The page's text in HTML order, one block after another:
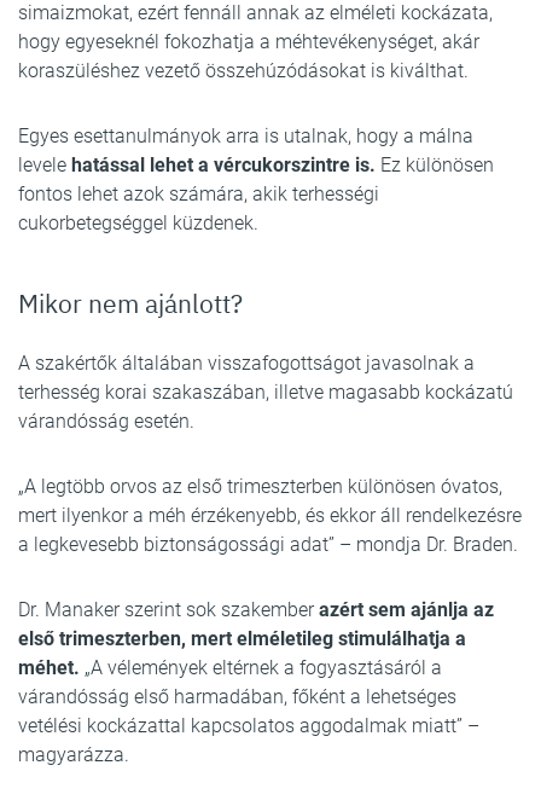
simaizmokat, ezért fennáll annak az elméleti kockázata,
hogy egyeseknél fokozhatja a méhtevékenységet, akár
koraszüléshez vezető összehúzódásokat is kiválthat.
Egyes esettanulmányok arra is utalnak, hogy a málna
levele hatással lehet a vércukorszintre is. Ez különösen
fontos lehet azok számára, akik terhességi
cukorbetegséggel küzdenek.
Mikor nem ajánlott?
A szakértők általában visszafogottságot javasolnak a
terhesség korai szakaszában, illetve magasabb kockázatú
várandósság esetén.
„A legtöbb orvos az első trimeszterben különösen óvatos,
mert ilyenkor a méh érzékenyebb, és ekkor áll rendelkezésre
a legkevesebb biztonságossági adat” – mondja Dr. Braden.
Dr. Manaker szerint sok szakemberazért sem ajánlja az
első trimeszterben, mert elméletileg stimulálhatja a
méhet. „A vélemények eltérnek a fogyasztásáról a
várandósság első harmadában, főként a lehetséges
vetélési kockázattal kapcsolatos aggodalmak miatt” –
magyarázza.